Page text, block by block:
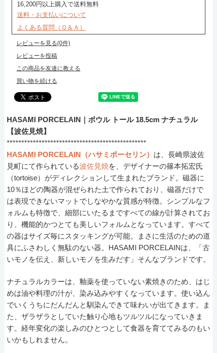
16,200円以上購入で送料無料
送料・お支払いについて
よくある質問（Ｑ＆Ａ）
レビューを見る(0件)
レビューを投稿
この商品を友達に教える
買い物を続ける
HASAMI PORCELAIN｜ボウル トール 18.5cm ナチュラル
【波佐見焼】
************************************************
HASAMI PORCELAIN（ハサミポーセリン） は、長崎県波佐
見町にて作られている波佐見焼を、デザイナーの篠本拓宏氏
（tortoise）がディレクションして生まれたブランド。磁器に
10％ほどの陶器が混ぜられた土で作られており、磁器だけで
は表現できないマットでしなやかな質感が特徴。シンプルなフ
ォルムも特徴で、細部にいたるまですべての線が計算されてお
り、機能的かつとても美しいフォルムとなっています。すべて
の器はサイズ毎にスタッキングが可能。まさに生活のための道
具にふさわしく無駄のない器。HASAMI PORCELAINは、「古
いモノを伝え、新しいモノを生みだす」そんなブランドです。
ナチュラルカラーは、釉薬を使っていない素焼きのため、はじ
めは油や料理の汁が、染み込みやすくなっています。使い込ん
でいくうちにだんだんと馴染んできて味わいが出てきます。ま
た、ザラザラとしていた触り心地もツルツルになっていきま
す。経年変化の楽しみのひとつとして食器を育ててみるのもい
いかもしれません。